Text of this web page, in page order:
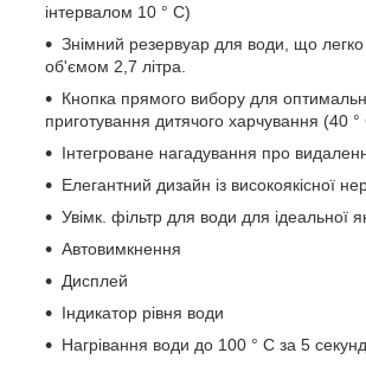
інтервалом 10 ° C)
Знімний резервуар для води, що легко
об'ємом 2,7 літра.
Кнопка прямого вибору для
приготування дитячого харчування (40 °
Інтегроване нагадування про
Елегантний дизайн із високоякісної
Увімк. фільтр для води для ідеальної
Автовимкнення
Дисплей
Індикатор рівня води
Нагрівання води до 100 ° С за 5 секунд.